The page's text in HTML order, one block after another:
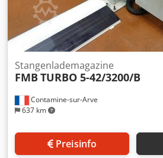
Contamine-sur-Arve
637 km
Stangenlademagazine
FMB TURBO 5-42/3200/B
Preisinfo